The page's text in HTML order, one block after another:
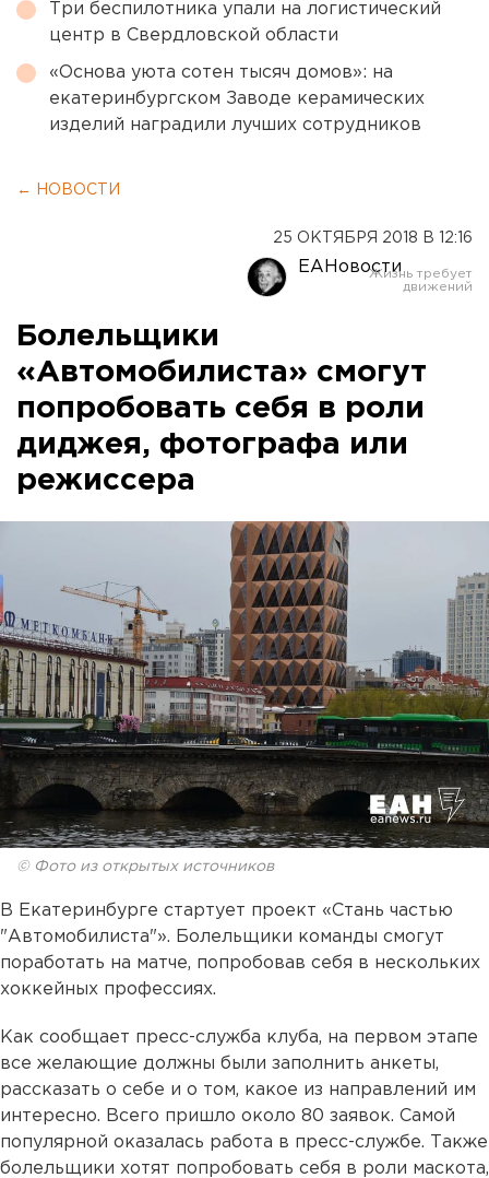
Три беспилотника упали на логистический
центр в Свердловской области
«Основа уюта сотен тысяч домов»: на
екатеринбургском Заводе керамических
изделий наградили лучших сотрудников
← НОВОСТИ
25 ОКТЯБРЯ 2018 В 12:16
ЕАНовости
Болельщики
«Автомобилиста» смогут
попробовать себя в роли
диджея, фотографа или
режиссера
© Фото из открытых источников
В Екатеринбурге стартует проект «Стань частью
"Автомобилиста"». Болельщики команды смогут
поработать на матче, попробовав себя в нескольких
хоккейных профессиях.
Как сообщает пресс-служба клуба, на первом этапе
все желающие должны были заполнить анкеты,
рассказать о себе и о том, какое из направлений им
интересно. Всего пришло около 80 заявок. Самой
популярной оказалась работа в пресс-службе. Также
болельщики хотят попробовать себя в роли маскота,